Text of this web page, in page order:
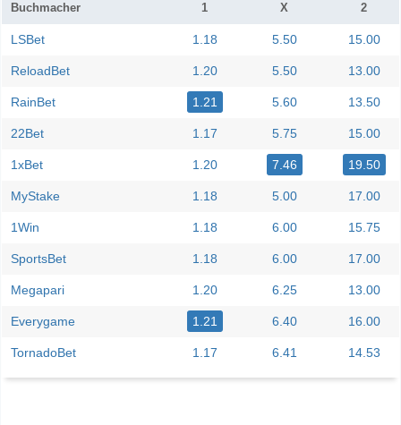
Buchmacher 1 X 2
LSBet 1.18 5.50 15.00
ReloadBet 1.20 5.50 13.00
RainBet 1.21 5.60 13.50
22Bet 1.17 5.75 15.00
1xBet 1.20 7.46 19.50
MyStake 1.18 5.00 17.00
1Win 1.18 6.00 15.75
SportsBet 1.18 6.00 17.00
Megapari 1.20 6.25 13.00
Everygame 1.21 6.40 16.00
TornadoBet 1.17 6.41 14.53